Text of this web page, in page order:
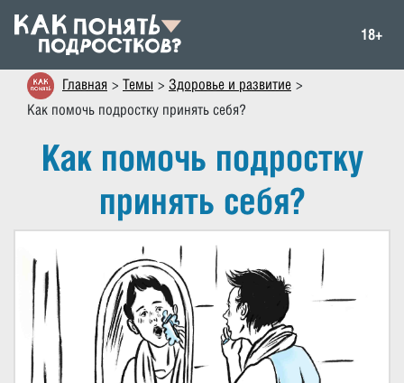
18+
Главная Темы
Здоровье и развитие
Как помочь подростку принять себя?
Как помочь подростку
принять себя?